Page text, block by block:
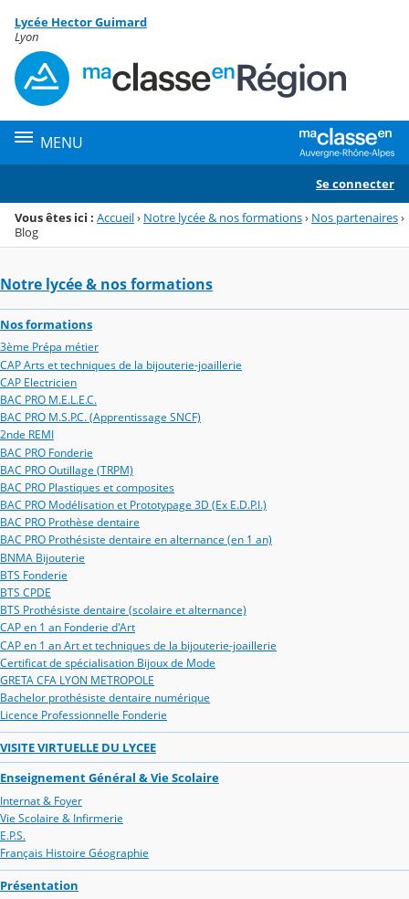
Menu de la rubrique
Contenu
Lycée Hector Guimard
Lyon
MENU
Se connecter
Vous êtes ici : Accueil› Notre lycée & nos formations› Nos partenaires›
Blog
Notre lycée & nos formations
Nos formations
3ème Prépa métier
CAP Arts et techniques de la bijouterie-joaillerie
CAP Electricien
BAC PRO M.E.L.E.C.
BAC PRO M.S.P.C. (Apprentissage SNCF)
2nde REMI
BAC PRO Fonderie
BAC PRO Outillage (TRPM)
BAC PRO Plastiques et composites
BAC PRO Modélisation et Prototypage 3D (Ex E.D.P.I.)
BAC PRO Prothèse dentaire
BAC PRO Prothésiste dentaire en alternance (en 1 an)
BNMA Bijouterie
BTS Fonderie
BTS CPDE
BTS Prothésiste dentaire (scolaire et alternance)
CAP en 1 an Fonderie d'Art
CAP en 1 an Art et techniques de la bijouterie-joaillerie
Certificat de spécialisation Bijoux de Mode
GRETA CFA LYON METROPOLE
Bachelor prothésiste dentaire numérique
Licence Professionnelle Fonderie
VISITE VIRTUELLE DU LYCEE
Enseignement Général & Vie Scolaire
Internat & Foyer
Vie Scolaire & Infirmerie
E.P.S.
Français Histoire Géographie
Présentation